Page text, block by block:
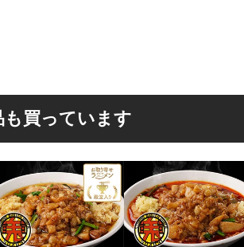
買っています